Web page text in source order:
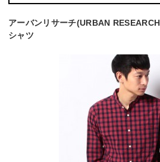
アーバンリサーチ(URBAN
シャツ